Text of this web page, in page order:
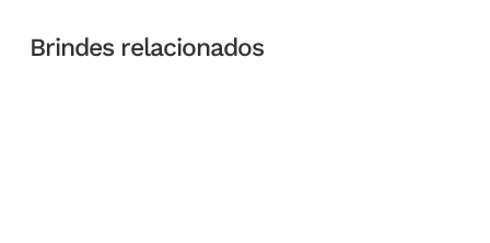
Brindes relacionados